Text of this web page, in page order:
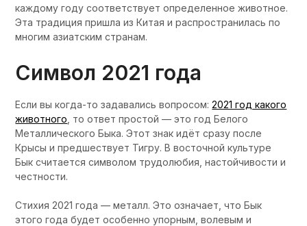
каждому году соответствует определенное животное.
Эта традиция пришла из Китая и распространилась по
многим азиатским странам.
Символ 2021 года
Если вы когда-то задавались вопросом:2021 год какого
животного , то ответ простой — это год Белого
Металлического Быка. Этот знак идёт сразу после
Крысы и предшествует Тигру. В восточной культуре
Бык считается символом трудолюбия, настойчивости и
честности.
Стихия 2021 года — металл. Это означает, что Бык
этого года будет особенно упорным, волевым и